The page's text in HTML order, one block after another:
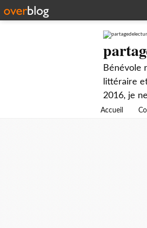
Bénévole
littéraire
2016, je
Accueil